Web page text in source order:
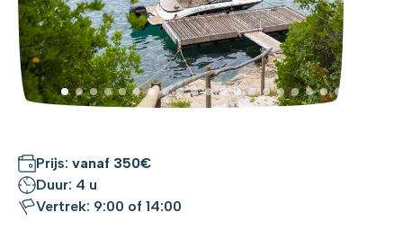
Prijs: vanaf 350€
Duur: 4 u
Vertrek: 9:00 of 14:00